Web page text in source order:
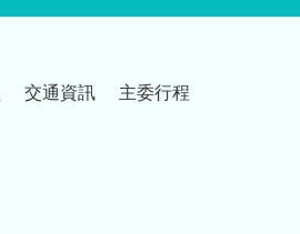
交通資訊 主委行程